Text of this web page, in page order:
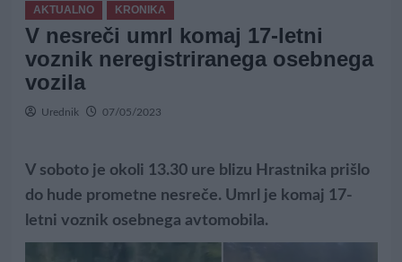
AKTUALNO KRONIKA
V nesreči umrl komaj 17-letni
voznik neregistriranega osebnega
vozila
Urednik 07/05/2023
V soboto je okoli 13.30 ure blizu Hrastnika prišlo
do hude prometne nesreče. Umrl je komaj 17-
letni voznik osebnega avtomobila.